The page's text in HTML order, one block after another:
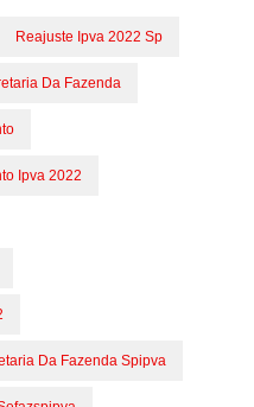
Reajuste Ipva 2022 Sp
Da Fazenda
Ipva 2022
Da Fazenda Spipva